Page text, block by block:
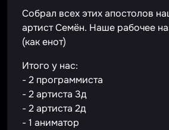
Собрал всех этих апостолов
артист Семён. Наше рабочее
(как енот)
Итого у нас:
- 2 программиста
- 2 артиста 3д
- 2 артиста 2д
- 1 аниматор